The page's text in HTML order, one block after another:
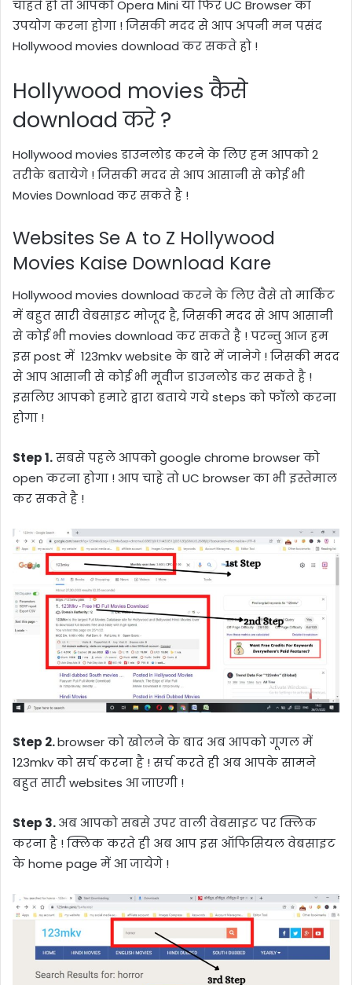
चाहते हो तो आपकोOpera Miniया फिरUC Browserका
उपयोग करना होगा ! जिसकी मदद से आप अपनी मन पसंद
Hollywood movies download कर सकते हो !
Hollywood moviesकैसे
downloadकरे?
Hollywood movies डाउनलोड करने के लिए हम आपको2
तरीके बतायेगे ! जिसकी मदद से आप आसानी से कोई भी
Movies Download कर सकते है !
Websites Se A to Z Hollywood
Movies Kaise Download Kare
Hollywood movies download करने के लिए वैसे तो मार्किट
में बहुत सारी वेबसाइट मोजूद है, जिसकी मदद से आप आसानी
से कोई भीmovies download कर सकते है ! परन्तु आज हम
इसpost में 123mkv website के बारे में जानेगे ! जिसकी मदद
से आप आसानी से कोई भी मूवीज डाउनलोड कर सकते है !
इसलिए आपको हमारे द्वारा बताये गये steps को फॉलो करना
होगा !
Step 1.सबसे पहले आपको google chrome browser को
open करना होगा ! आप चाहे तो UC browser का भी इस्तेमाल
कर सकते है !
Step 2.browser को खोलने के बाद अब आपको गूगल में
123mkvको सर्च करना है ! सर्च करते ही अब आपके सामने
बहुत सारी websites आ जाएगी !
Step 3.अब आपको सबसे उपर वाली वेबसाइट पर क्लिक
करना है ! क्लिक करते ही अब आप इस ऑफिसियल वेबसाइट
के home page में आ जायेगे !